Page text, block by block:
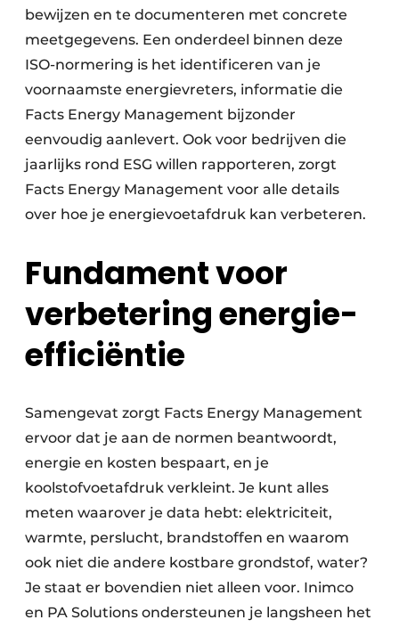
bewijzen en te documenteren met concrete
meetgegevens. Een onderdeel binnen deze
ISO-normering is het identificeren van je
voornaamste energievreters, informatie die
Facts Energy Management bijzonder
eenvoudig aanlevert. Ook voor bedrijven die
jaarlijks rond ESG willen rapporteren, zorgt
Facts Energy Management voor alle details
over hoe je energievoetafdruk kan verbeteren.
Fundament voor
verbetering energie-
efficiëntie
Samengevat zorgt Facts Energy Management
ervoor dat je aan de normen beantwoordt,
energie en kosten bespaart, en je
koolstofvoetafdruk verkleint. Je kunt alles
meten waarover je data hebt: elektriciteit,
warmte, perslucht, brandstoffen en waarom
ook niet die andere kostbare grondstof, water?
Je staat er bovendien niet alleen voor. Inimco
en PA Solutions ondersteunen je langsheen het